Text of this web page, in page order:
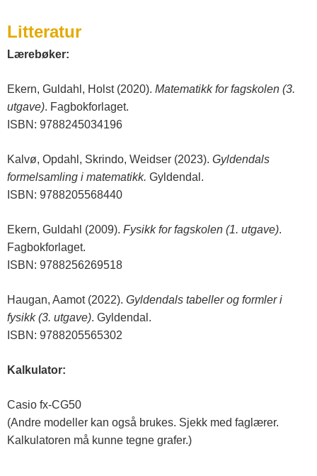
Litteratur
Lærebøker:
Ekern, Guldahl, Holst (2020). Matematikk for fagskolen (3.
utgave). Fagbokforlaget.
ISBN: 9788245034196
Kalvø, Opdahl, Skrindo, Weidser (2023). Gyldendals
formelsamling i matematikk. Gyldendal.
ISBN: 9788205568440
Ekern, Guldahl (2009). Fysikk for fagskolen (1. utgave).
Fagbokforlaget.
ISBN: 9788256269518
Haugan, Aamot (2022). Gyldendals tabeller og formler i
fysikk (3. utgave). Gyldendal.
ISBN: 9788205565302
Kalkulator:
Casio fx-CG50
(Andre modeller kan også brukes. Sjekk med faglærer.
Kalkulatoren må kunne tegne grafer.)